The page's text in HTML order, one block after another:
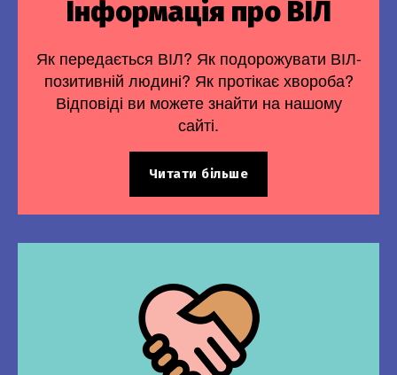
Інформація про ВІЛ
Як передається ВІЛ? Як подорожувати ВІЛ-
позитивній людині? Як протікає хвороба?
Відповіді ви можете знайти на нашому
сайті.
Читати більше